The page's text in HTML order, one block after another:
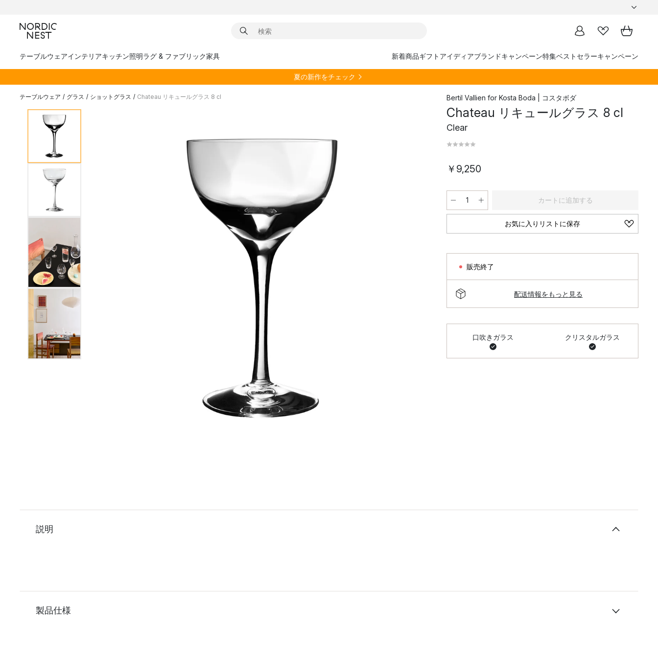
テーブルウェアインテリアキッチン照明ラグ & ファブリック家具 新着商品ギフトアイディアブランドキャンペーン特集ベストセラーキャンペーン
夏の新作をチェック
テーブルウェア / グラス / ショットグラス / Chateau リキュールグラス 8 cl Bertil Vallien for Kosta Boda | コスタボダ
Chateau リキュールグラス 8 cl
Clear
￥9,250
カートに追加する
お気に入りリストに保存
販売終了
配送情報をもっと見る
口吹きガラス クリスタルガラス
説明
製品仕様